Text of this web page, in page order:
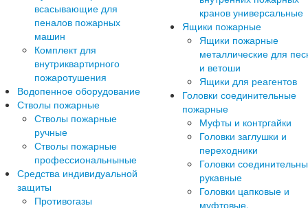
всасывающие для
пеналов пожарных
машин
Комплект для
внутриквартирного
пожаротушения
Водопенное оборудование
Стволы пожарные
Стволы пожарные
ручные
Стволы пожарные
профессиональныные
Средства индивидуальной
защиты
Противогазы
кранов универсальные
Ящики пожарные
Ящики пожарные
металлические для
и ветоши
Ящики для реагентов
Головки соединительные
пожарные
Муфты и контргайки
Головки заглушки и
переходники
Головки
рукавные
Головки цапковые и
муфтовые.